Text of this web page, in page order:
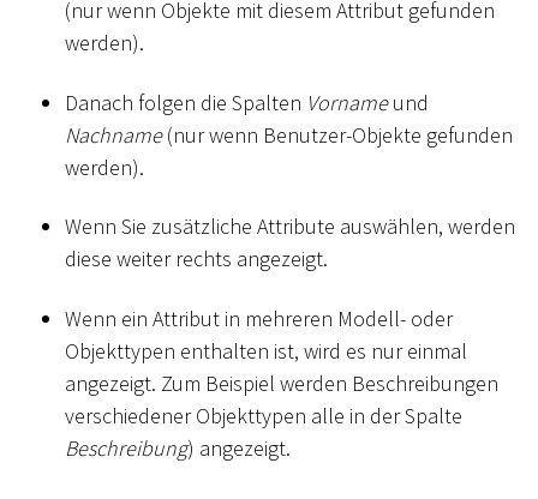
(nur wenn Objekte mit diesem Attribut gefunden
werden).
Danach folgen die Spalten Vornameund
Nachname(nur wenn Benutzer-Objekte gefunden
werden).
Wenn Sie zusätzliche Attribute auswählen, werden
diese weiter rechts angezeigt.
Wenn ein Attribut in mehreren Modell- oder
Objekttypen enthalten ist, wird es nur einmal
angezeigt. Zum Beispiel werden Beschreibungen
verschiedener Objekttypen alle in der Spalte
Beschreibung) angezeigt.